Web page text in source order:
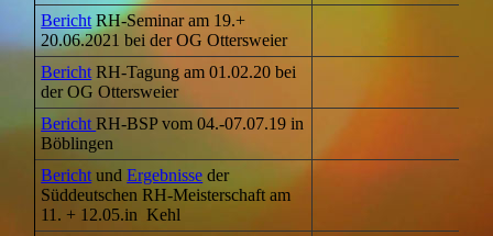
BerichtRH-Seminar am 19.+
20.06.2021 bei der OG Ottersweier
Bericht RH-Tagung am 01.02.20 bei
der OG Ottersweier
BerichtRH-BSP vom 04.-07.07.19 in
Böblingen
Bericht undErgebnisse der
Süddeutschen RH-Meisterschaft am
11. + 12.05.in Kehl